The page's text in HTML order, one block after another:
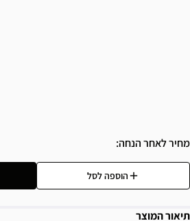
מחיר לאחר הנחה
הוספה לסל
תיאור המוצר